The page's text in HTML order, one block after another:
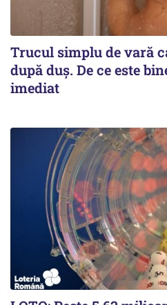
Trucul simplu de vară
după duș. De ce este
imediat